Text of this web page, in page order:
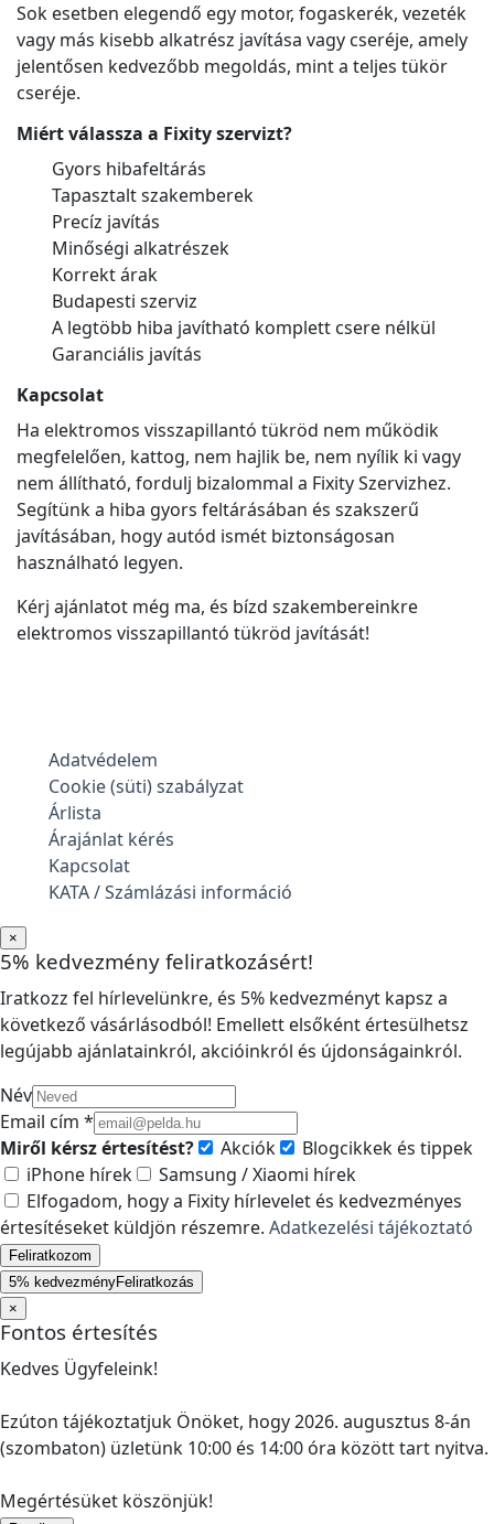
Sok esetben elegendő egy motor, fogaskerék, vezeték
vagy más kisebb alkatrész javítása vagy cseréje, amely
jelentősen kedvezőbb megoldás, mint a teljes tükör
cseréje.
Miért válassza a Fixity szervizt?
Gyors hibafeltárás
Tapasztalt szakemberek
Precíz javítás
Minőségi alkatrészek
Korrekt árak
Budapesti szerviz
A legtöbb hiba javítható komplett csere nélkül
Garanciális javítás
Kapcsolat
Ha elektromos visszapillantó tükröd nem működik
megfelelően, kattog, nem hajlik be, nem nyílik ki vagy
nem állítható, fordulj bizalommal a Fixity Szervizhez.
Segítünk a hiba gyors feltárásában és szakszerű
javításában, hogy autód ismét biztonságosan
használható legyen.
Kérj ajánlatot még ma, és bízd szakembereinkre
elektromos visszapillantó tükröd javítását!
Adatvédelem
Cookie (süti) szabályzat
Árlista
Árajánlat kérés
Kapcsolat
KATA / Számlázási információ
×
5% kedvezmény feliratkozásért!
Iratkozz fel hírlevelünkre, és 5% kedvezményt kapsz a
következő vásárlásodból! Emellett elsőként értesülhetsz
legújabb ajánlatainkról, akcióinkról és újdonságainkról.
Név
Email cím *
Miről kérsz értesítést?
Akciók
Blogcikkek és tippek
iPhone hírek
Samsung / Xiaomi hírek
Elfogadom, hogy a Fixity hírlevelet és kedvezményes
értesítéseket küldjön részemre. Adatkezelési tájékoztató
Feliratkozom
5% kedvezményFeliratkozás
×
Fontos értesítés
Kedves Ügyfeleink!
Ezúton tájékoztatjuk Önöket, hogy 2026. augusztus 8-án
(szombaton) üzletünk 10:00 és 14:00 óra között tart nyitva.
Megértésüket köszönjük!